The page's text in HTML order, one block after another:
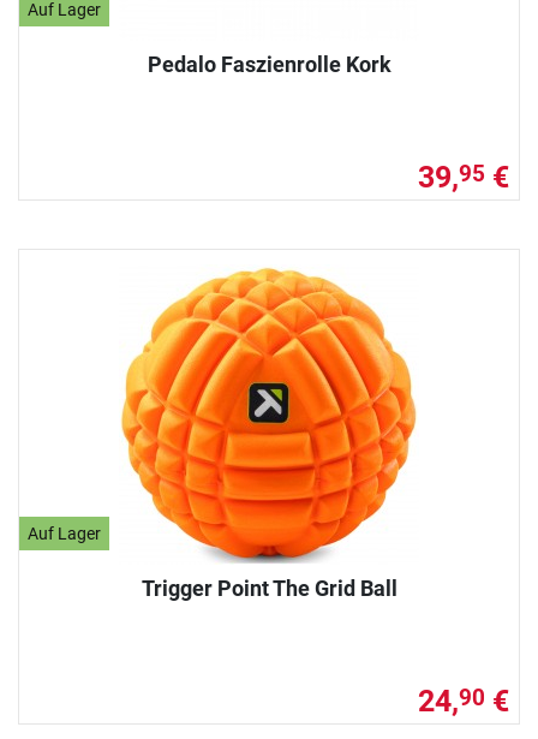
Auf Lager
Pedalo Faszienrolle Kork
39,95 €
Auf Lager
Trigger Point The Grid Ball
24,90 €